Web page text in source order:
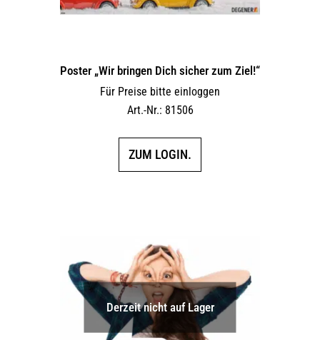
Poster „Wir bringen Dich sicher zum Ziel!“
Für Preise bitte einloggen
Art.-Nr.: 81506
ZUM LOGIN.
Derzeit nicht auf Lager